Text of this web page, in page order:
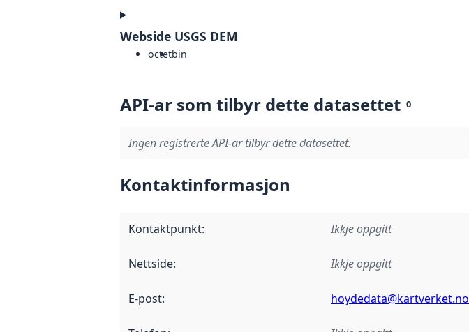
Webside USGS DEM
octetbin
API-ar som tilbyr dette datasettet 0
Ingen registrerte API-ar tilbyr dette datasettet.
Kontaktinformasjon
Kontaktpunkt: Ikkje oppgitt
Nettside: Ikkje oppgitt
E-post: hoydedata@kartverket.no